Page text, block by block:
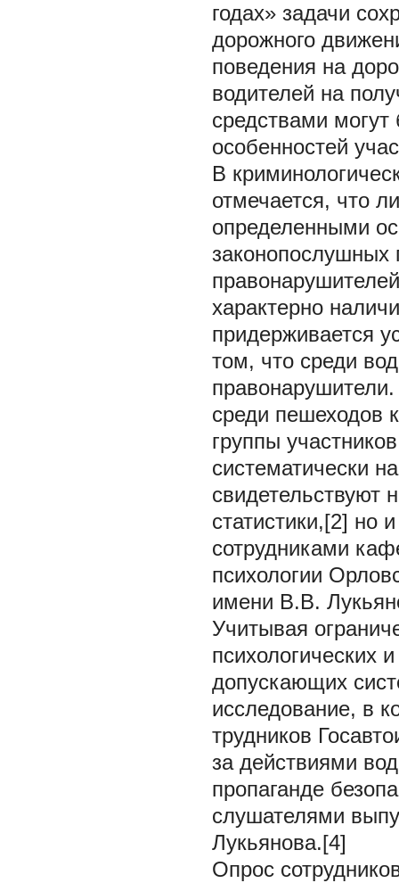
годах» задачи
дорожного
поведения на
водителей на
средствами
особенностей
В
отмечается, что
определенными
законопослушных
характерно
придерживается
том, что среди
среди пешеходов
группы
систематически
свидетельствуют
статистики,[2] но
сотрудниками
психологии
имени В.В.
Учитывая
психологических
допускающих
исследование, в
трудников
за действиями
пропаганде
слушателями
Лукьянова.[4]
Опрос